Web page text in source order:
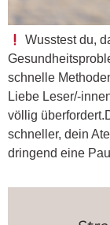
Wusstest du,
schnelle
Liebe Leser/-
völlig
schneller, dein
dringend eine